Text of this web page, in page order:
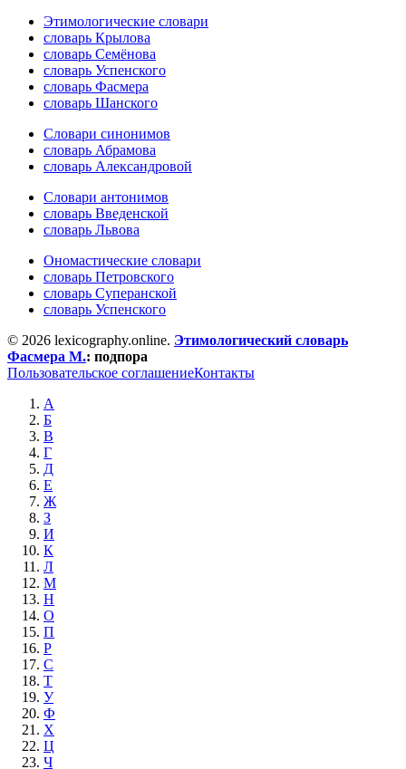
Этимологические словари
словарь Крылова
словарь Семёнова
словарь Успенского
словарь Фасмера
словарь Шанского
Словари синонимов
словарь Абрамова
словарь Александровой
Словари антонимов
словарь Введенской
словарь Львова
Ономастические словари
словарь Петровского
словарь Суперанской
словарь Успенского
© 2026 lexicography.online. Этимологический словарь
Фасмера М.: подпора
Пользовательское соглашениеКонтакты
А
Б
В
Г
Д
Е
Ж
З
И
К
Л
М
Н
О
П
Р
С
Т
У
Ф
Х
Ц
Ч